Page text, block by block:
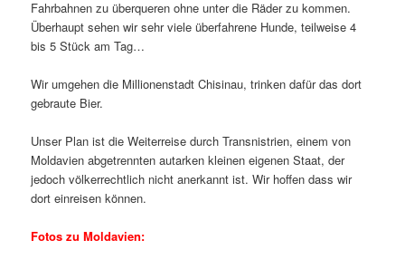
Fahrbahnen zu überqueren ohne unter die Räder zu kommen.
Überhaupt sehen wir sehr viele überfahrene Hunde, teilweise 4
bis 5 Stück am Tag…
Wir umgehen die Millionenstadt Chisinau, trinken dafür das dort
gebraute Bier.
Unser Plan ist die Weiterreise durch Transnistrien, einem von
Moldavien abgetrennten autarken kleinen eigenen Staat, der
jedoch völkerrechtlich nicht anerkannt ist. Wir hoffen dass wir
dort einreisen können.
Fotos zu Moldavien: